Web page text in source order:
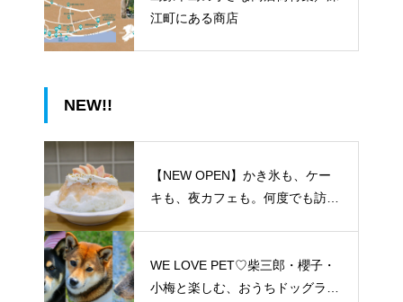
江町にある商店
NEW!!
【NEW OPEN】かき氷も、ケー
キも、夜カフェも。何度でも訪れ
WE LOVE PET♡柴三郎・櫻子・
小梅と楽しむ、おうちドッグラン